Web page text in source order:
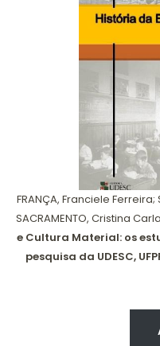
FRANÇA, Franciele
SACRAMENTO, Cristina
e Cultura Material: os
pesquisa da UDESC,